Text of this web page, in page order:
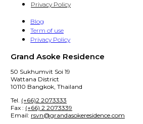
Privacy Policy
Blog
Term of use
Privacy Policy
Grand Asoke Residence
50 Sukhumvit Soi 19
Wattana District
10110 Bangkok, Thailand
Tel. (+66)2 2073333
Fax : (+66) 2 2073339
Email: rsvn@grandasokeresidence.com